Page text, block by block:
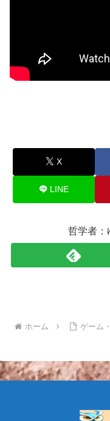
X
LINE
哲学者：
ホーム ゲーム